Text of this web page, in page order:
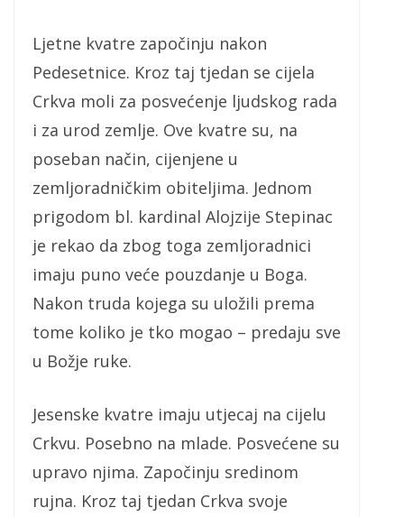
Ljetne kvatre započinju nakon
Pedesetnice. Kroz taj tjedan se cijela
Crkva moli za posvećenje ljudskog rada
i za urod zemlje. Ove kvatre su, na
poseban način, cijenjene u
zemljoradničkim obiteljima. Jednom
prigodom bl. kardinal Alojzije Stepinac
je rekao da zbog toga zemljoradnici
imaju puno veće pouzdanje u Boga.
Nakon truda kojega su uložili prema
tome koliko je tko mogao – predaju sve
u Božje ruke.
Jesenske kvatre imaju utjecaj na cijelu
Crkvu. Posebno na mlade. Posvećene su
upravo njima. Započinju sredinom
rujna. Kroz taj tjedan Crkva svoje